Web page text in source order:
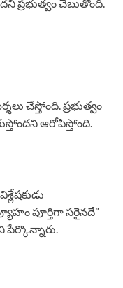
ప్రభుత్వం చెబుతోంది.
చేస్తోంది. ప్రభుత్వం
ఆరోపిస్తోంది.
పూర్తిగా సరైనదే”
పేర్కొన్నారు.